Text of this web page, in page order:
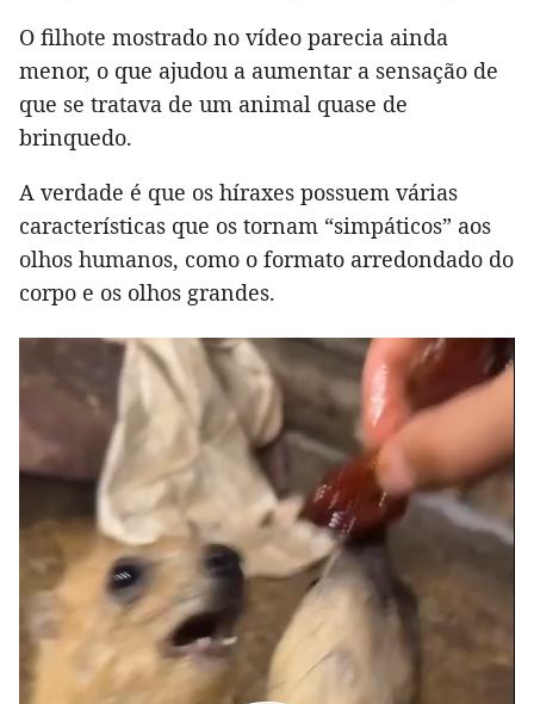
O filhote mostrado no vídeo parecia ainda
menor, o que ajudou a aumentar a sensação de
que se tratava de um animal quase de
brinquedo.
A verdade é que os híraxes possuem várias
características que os tornam “simpáticos” aos
olhos humanos, como o formato arredondado do
corpo e os olhos grandes.